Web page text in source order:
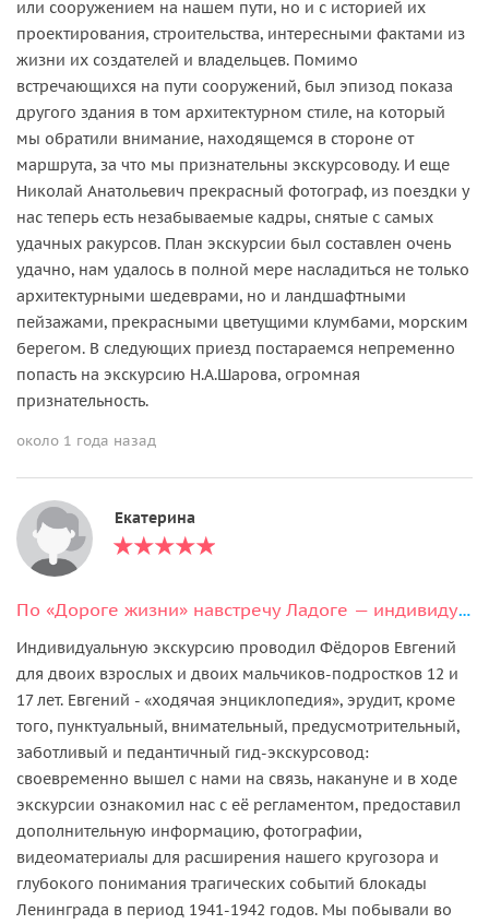
или сооружением на нашем пути, но и с историей их
проектирования, строительства, интересными фактами из
жизни их создателей и владельцев. Помимо
встречающихся на пути сооружений, был эпизод показа
другого здания в том архитектурном стиле, на который
мы обратили внимание, находящемся в стороне от
маршрута, за что мы признательны экскурсоводу. И еще
Николай Анатольевич прекрасный фотограф, из поездки у
нас теперь есть незабываемые кадры, снятые с самых
удачных ракурсов. План экскурсии был составлен очень
удачно, нам удалось в полной мере насладиться не только
архитектурными шедеврами, но и ландшафтными
пейзажами, прекрасными цветущими клумбами, морским
берегом. В следующих приезд постараемся непременно
попасть на экскурсию Н.А.Шарова, огромная
признательность.
около 1 года назад
Екатерина
По «Дороге жизни» навстречу Ладоге — индивидуальная экскурсия
Индивидуальную экскурсию проводил Фёдоров Евгений
для двоих взрослых и двоих мальчиков-подростков 12 и
17 лет. Евгений - «ходячая энциклопедия», эрудит, кроме
того, пунктуальный, внимательный, предусмотрительный,
заботливый и педантичный гид-экскурсовод:
своевременно вышел с нами на связь, накануне и в ходе
экскурсии ознакомил нас с её регламентом, предоставил
дополнительную информацию, фотографии,
видеоматериалы для расширения нашего кругозора и
глубокого понимания трагических событий блокады
Ленинграда в период 1941-1942 годов. Мы побывали во